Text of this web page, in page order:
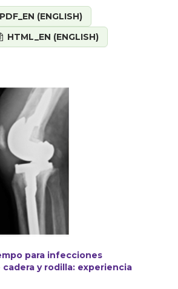
PDF_EN (ENGLISH)
HTML_EN (ENGLISH)
para infecciones
y rodilla: experiencia